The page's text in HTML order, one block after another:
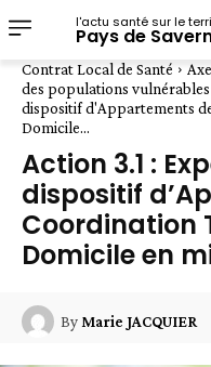
l'actu santé sur le
Pays de
Contrat Local de Santé
des populations vulnérables
dispositif d'Appartements
Domicile...
Action 3.1 :
dispositif
Coordination
Domicile en
By Marie JACQUIER